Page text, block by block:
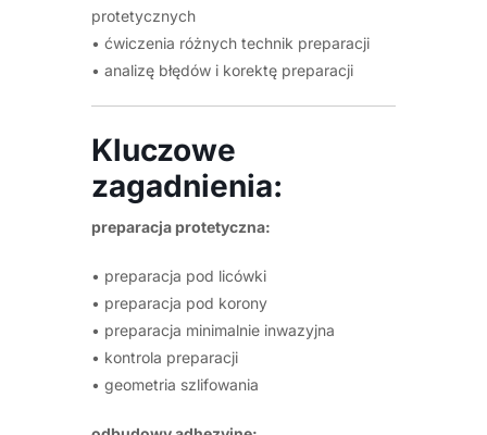
protetycznych
• ćwiczenia różnych technik preparacji
• analizę błędów i korektę preparacji
Kluczowe
zagadnienia:
preparacja protetyczna:
• preparacja pod licówki
• preparacja pod korony
• preparacja minimalnie inwazyjna
• kontrola preparacji
• geometria szlifowania